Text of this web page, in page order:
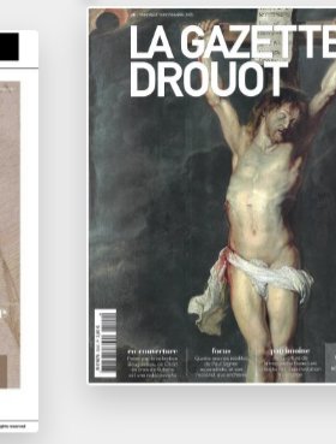
40/ Vendredi 14
Le goût français à
galerie Alexis
Bordes
La Gazette Drouot